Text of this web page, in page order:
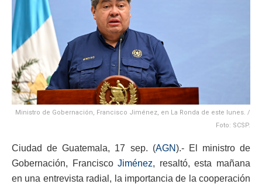
Ministro de Gobernación, Francisco Jiménez, en La Ronda de este lunes. /
Foto: SCSP.
Ciudad de Guatemala, 17 sep. (AGN).- El ministro de
Gobernación, FranciscoJiménez, resaltó, esta mañana
en una entrevista radial, la importancia de la cooperación